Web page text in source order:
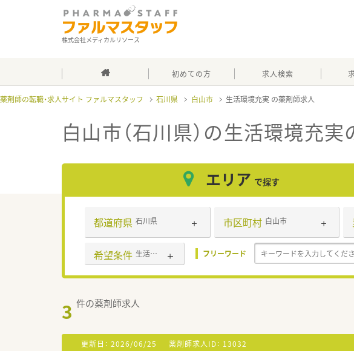
株式会社メディカルリソース
初めての方 求人検索
薬剤師の転職・求人サイト ファルマスタッフ 石川県 白山市 生活環境充実
白山市（石川県）の生活環境充実
エリア で探す
都道府県 石川県 市区町村 白山市
希望条件 生活環境充実 フリーワード
3 件の薬剤師求人
更新日： 2026/06/25 薬剤師求人ID： 13032